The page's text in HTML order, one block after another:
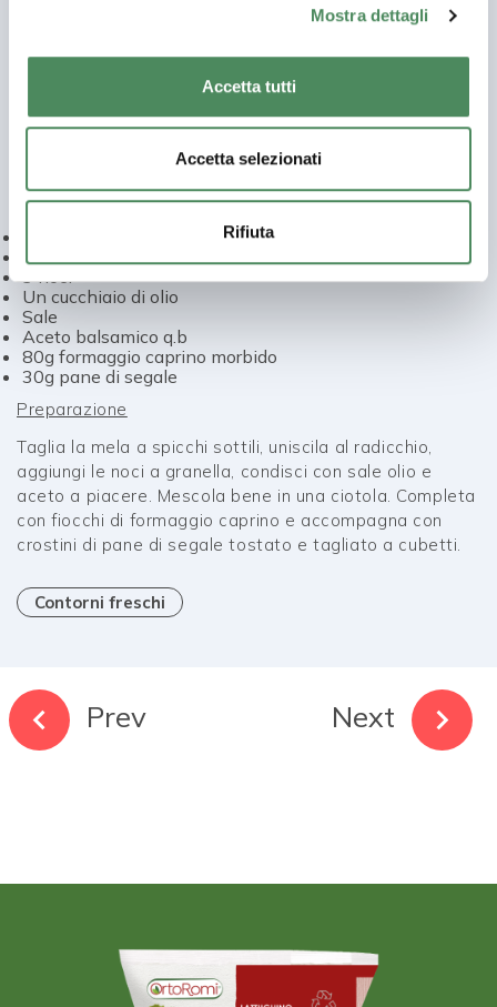
Mostra dettagli
Accetta tutti
Accetta selezionati
Rifiuta
in una ciotola con i pomodorini tagliati a metà, la rucola,
e crostini di pane di segale
Ingredienti:
80g Insalata di radicchio variegato di castelfranco i.g.p.
½ mela granny smith
3 noci
Un cucchiaio di olio
Sale
Aceto balsamico q.b
80g formaggio caprino morbido
30g pane di segale
Preparazione
Taglia la mela a spicchi sottili, uniscila al radicchio,
aggiungi le noci a granella, condisci con sale olio e
aceto a piacere. Mescola bene in una ciotola. Completa
con fiocchi di formaggio caprino e accompagna con
crostini di pane di segale tostato e tagliato a cubetti.
Contorni freschi
Prev Next